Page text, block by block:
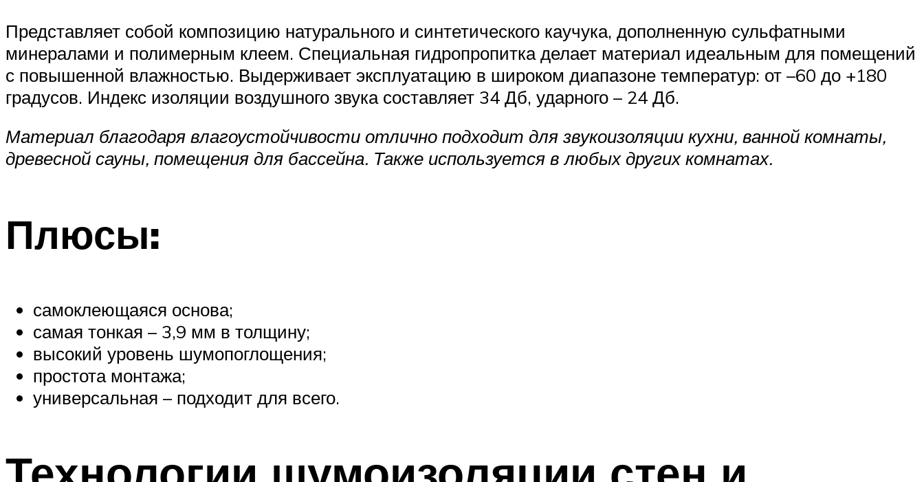
Представляет собой композицию натурального и синтетического каучука, дополненную сульфатными
минералами и полимерным клеем. Специальная гидропропитка делает материал идеальным для помещений
с повышенной влажностью. Выдерживает эксплуатацию в широком диапазоне температур: от –60 до +180
градусов. Индекс изоляции воздушного звука составляет 34 Дб, ударного – 24 Дб.
Материал благодаря влагоустойчивости отлично подходит для звукоизоляции кухни, ванной комнаты,
древесной сауны, помещения для бассейна. Также используется в любых других комнатах.
Плюсы:
самоклеющаяся основа;
самая тонкая – 3,9 мм в толщину;
высокий уровень шумопоглощения;
простота монтажа;
универсальная – подходит для всего.